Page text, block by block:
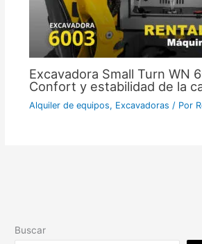
Excavadora Small Turn WN
Confort y estabilidad de la
Alquiler de equipos, Excavadoras / Por
Buscar